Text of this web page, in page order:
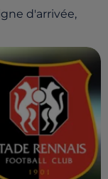
d'arrivée,